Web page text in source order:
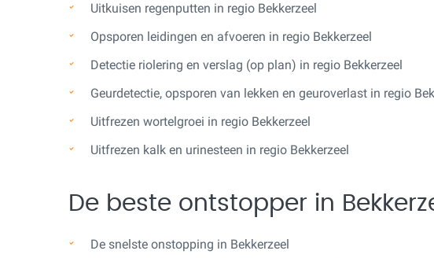
Uitkuisen regenputten in regio Bekkerzeel
Opsporen leidingen en afvoeren in regio Bekkerzeel
Detectie riolering en verslag (op plan) in regio Bekkerzeel
Geurdetectie, opsporen van lekken en geuroverlast in regio
Uitfrezen wortelgroei in regio Bekkerzeel
Uitfrezen kalk en urinesteen in regio Bekkerzeel
De beste ontstopper in
De snelste onstopping in Bekkerzeel